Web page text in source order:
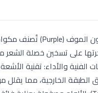
على تسخين خصلة الشعر
الخارجية، مما يقلل